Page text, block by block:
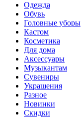
Одежда
Обувь
Головные уборы
Кастом
Косметика
Для дома
Аксессуары
Музыкантам
Сувениры
Украшения
Разное
Новинки
Скидки